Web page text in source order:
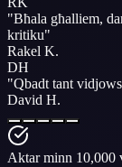
"Bħala għalliem,
kritiku"
Rakel K.
DH
"Qbadt tant
David H.
Aktar minn 10,000